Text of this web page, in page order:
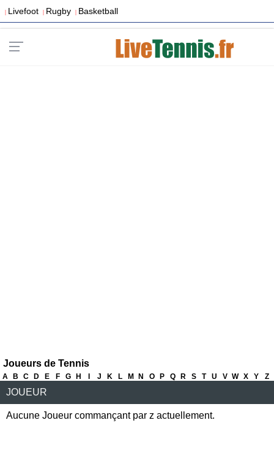
| Livefoot | Rugby | Basketball
Joueurs de Tennis
A B C D E F G H J K L M N O P Q R S T U V W X Y Z
JOUEUR
Aucune Joueur commançant par z actuellement.